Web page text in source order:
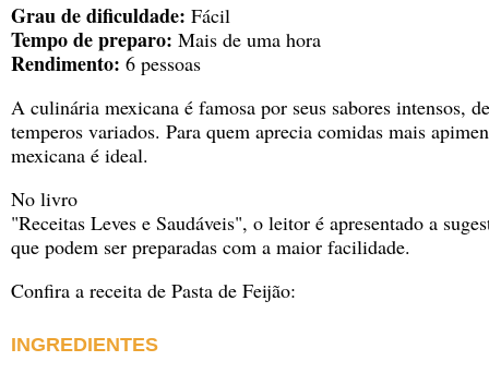
Grau de dificuldade: Fácil
Tempo de preparo: Mais de uma hora
Rendimento: 6 pessoas
A culinária mexicana é famosa por seus sabores intensos,
temperos variados. Para quem aprecia comidas mais
mexicana é ideal.
No livro
"Receitas Leves e Saudáveis", o leitor é apresentado a
que podem ser preparadas com a maior facilidade.
Confira a receita de Pasta de Feijão:
INGREDIENTES